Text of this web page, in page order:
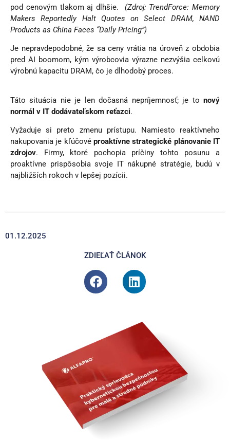
pod cenovým tlakom aj dlhšie. (Zdroj: TrendForce: Memory
Makers Reportedly Halt Quotes on Select DRAM, NAND
Products as China Faces “Daily Pricing”)
Je nepravdepodobné, že sa ceny vrátia na úroveň z obdobia
pred AI boomom, kým výrobcovia výrazne nezvýšia celkovú
výrobnú kapacitu DRAM, čo je dlhodobý proces.
Táto situácia nie je len dočasná nepríjemnosť; je to nový
normál v IT dodávateľskom reťazci.
Vyžaduje si preto zmenu prístupu. Namiesto reaktívneho
nakupovania je kľúčové proaktívne strategické plánovanie IT
zdrojov. Firmy, ktoré pochopia príčiny tohto posunu a
proaktívne prispôsobia svoje IT nákupné stratégie, budú v
najbližších rokoch v lepšej pozícii.
01.12.2025
ZDIEĽAŤ ČLÁNOK